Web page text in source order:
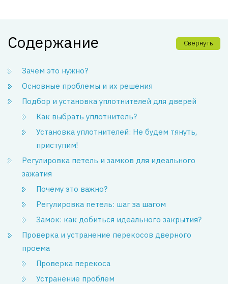
Содержание Свернуть
Зачем это нужно?
Основные проблемы и их решения
Подбор и установка уплотнителей для дверей
Как выбрать уплотнитель?
Установка уплотнителей: Не будем тянуть,
приступим!
Регулировка петель и замков для идеального
зажатия
Почему это важно?
Регулировка петель: шаг за шагом
Замок: как добиться идеального закрытия?
Проверка и устранение перекосов дверного
проема
Проверка перекоса
Устранение проблем